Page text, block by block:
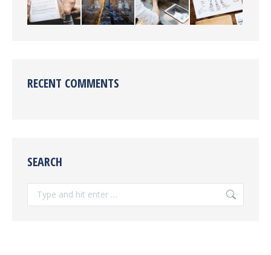
RECENT COMMENTS
SEARCH
Search: